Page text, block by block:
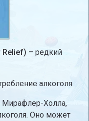
Relief) – редкий
алкоголя
Мирафлер-Холла,
Оно может